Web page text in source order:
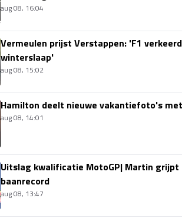
aug 08, 16:04
Vermeulen prijst Verstappen: 'F1
winterslaap'
aug 08, 15:02
Hamilton deelt nieuwe vakantiefoto's
aug 08, 14:01
Uitslag kwalificatie MotoGP| Martin
baanrecord
aug 08, 13:47